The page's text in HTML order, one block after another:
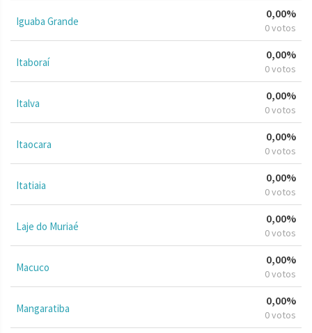
Iguaba Grande
0,00%
0 votos
Itaboraí
0,00%
0 votos
Italva
0,00%
0 votos
Itaocara
0,00%
0 votos
Itatiaia
0,00%
0 votos
Laje do Muriaé
0,00%
0 votos
Macuco
0,00%
0 votos
Mangaratiba
0,00%
0 votos